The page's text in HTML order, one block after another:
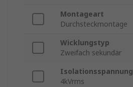
Montageart
Durchsteckmontage
Wicklungstyp
Zweifach sekundär
Isolationsspannung
4kVrms